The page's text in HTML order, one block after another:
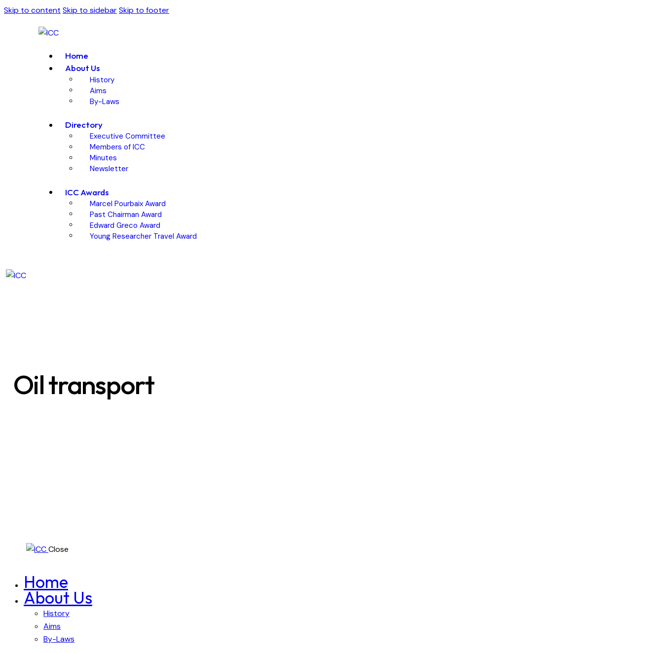
Skip to content Skip to sidebarSkip to footer
Home
About Us
History
Aims
By-Laws
Directory
Executive Committee
Members of ICC
Minutes
Newsletter
ICC Awards
Marcel Pourbaix Award
Past Chairman Award
Edward Greco Award
Young Researcher Travel Award
Oil transport
Close
Home
About Us
History
Aims
By-Laws